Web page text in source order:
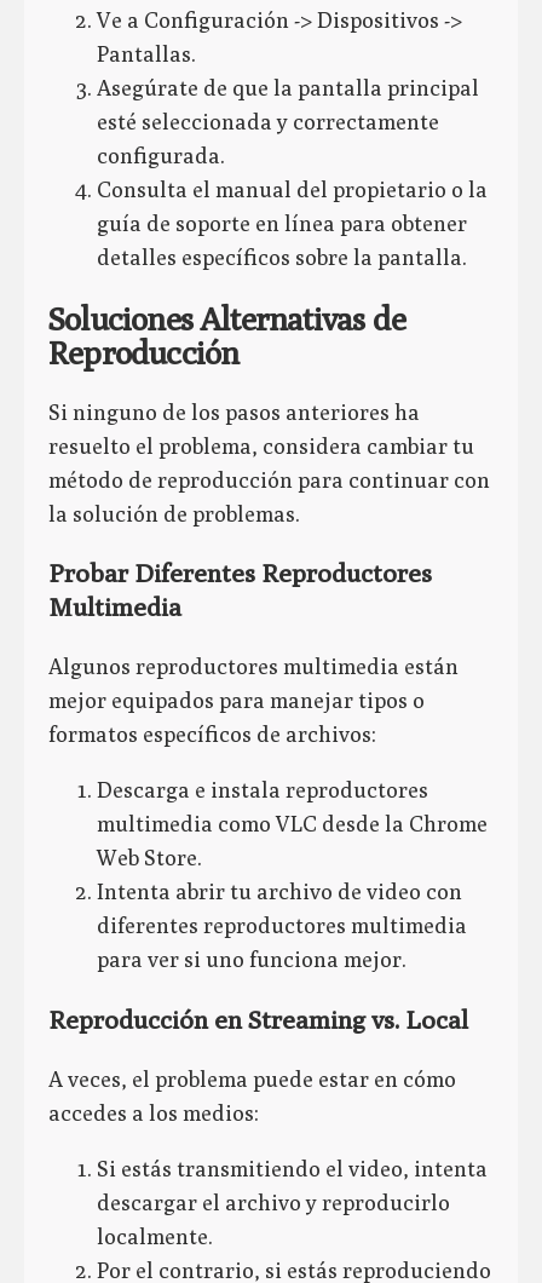
Ve a Configuración -> Dispositivos ->
Pantallas.
Asegúrate de que la pantalla principal
esté seleccionada y correctamente
configurada.
Consulta el manual del propietario o la
guía de soporte en línea para obtener
detalles específicos sobre la pantalla.
Soluciones Alternativas de
Reproducción
Si ninguno de los pasos anteriores ha
resuelto el problema, considera cambiar tu
método de reproducción para continuar con
la solución de problemas.
Probar Diferentes Reproductores
Multimedia
Algunos reproductores multimedia están
mejor equipados para manejar tipos o
formatos específicos de archivos:
Descarga e instala reproductores
multimedia como VLC desde la Chrome
Web Store.
Intenta abrir tu archivo de video con
diferentes reproductores multimedia
para ver si uno funciona mejor.
Reproducción en Streaming vs. Local
A veces, el problema puede estar en cómo
accedes a los medios:
Si estás transmitiendo el video, intenta
descargar el archivo y reproducirlo
localmente.
Por el contrario, si estás reproduciendo